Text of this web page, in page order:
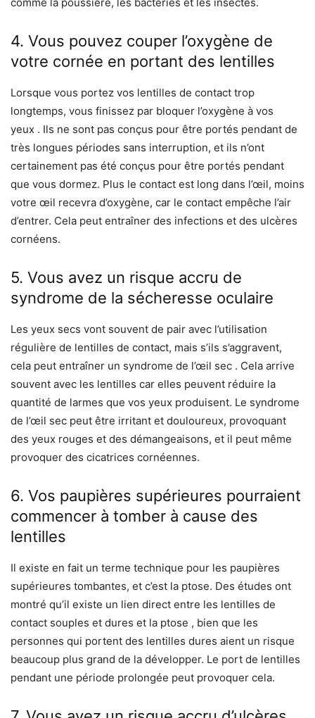
4. Vous pouvez couper l’oxygène de
votre cornée en portant des lentilles
Lorsque vous portez vos lentilles de contact trop
longtemps, vous finissez par bloquer l’oxygène à vos
yeux . Ils ne sont pas conçus pour être portés pendant de
très longues périodes sans interruption, et ils n’ont
certainement pas été conçus pour être portés pendant
que vous dormez. Plus le contact est long dans l’œil, moins
votre œil recevra d’oxygène, car le contact empêche l’air
d’entrer. Cela peut entraîner des infections et des ulcères
cornéens.
5. Vous avez un risque accru de
syndrome de la sécheresse oculaire
Les yeux secs vont souvent de pair avec l’utilisation
régulière de lentilles de contact, mais s’ils s’aggravent,
cela peut entraîner un syndrome de l’œil sec . Cela arrive
souvent avec les lentilles car elles peuvent réduire la
quantité de larmes que vos yeux produisent. Le syndrome
de l’œil sec peut être irritant et douloureux, provoquant
des yeux rouges et des démangeaisons, et il peut même
provoquer des cicatrices cornéennes.
6. Vos paupières supérieures pourraient
commencer à tomber à cause des
lentilles
Il existe en fait un terme technique pour les paupières
supérieures tombantes, et c’est la ptose. Des études ont
montré qu’il existe un lien direct entre les lentilles de
contact souples et dures et la ptose , bien que les
personnes qui portent des lentilles dures aient un risque
beaucoup plus grand de la développer. Le port de lentilles
pendant une période prolongée peut provoquer cela.